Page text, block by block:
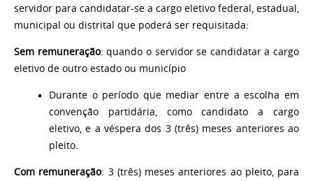
servidor para candidatar-se a cargo eletivo federal, estadual,
municipal ou distrital que poderá ser requisitada:
Sem remuneração: quando o servidor se candidatar a cargo
eletivo de outro estado ou município
Durante o período que mediar entre a escolha em
convenção partidária, como candidato a cargo
eletivo, e a véspera dos 3 (três) meses anteriores ao
pleito.
Com remuneração: 3 (três) meses anteriores ao pleito, para